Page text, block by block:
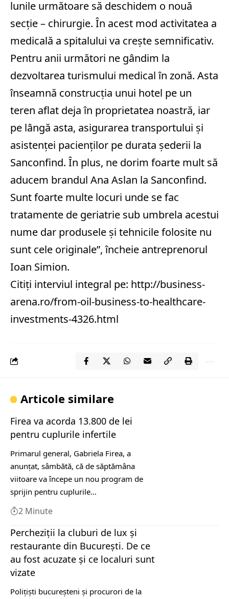
lunile următoare să deschidem o nouă
secție – chirurgie. În acest mod activitatea a
medicală a spitalului va crește semnificativ.
Pentru anii următori ne gândim la
dezvoltarea turismului medical în zonă. Asta
înseamnă construcția unui hotel pe un
teren aflat deja în proprietatea noastră, iar
pe lângă asta, asigurarea transportului și
asistenței pacienților pe durata șederii la
Sanconfind. În plus, ne dorim foarte mult să
aducem brandul Ana Aslan la Sanconfind.
Sunt foarte multe locuri unde se fac
tratamente de geriatrie sub umbrela acestui
nume dar produsele şi tehnicile folosite nu
sunt cele originale”, încheie antreprenorul
Ioan Simion.
Citiţi interviul integral pe: http://business-
arena.ro/from-oil-business-to-healthcare-
investments-4326.html
Articole similare
Firea va acorda 13.800 de lei
pentru cuplurile infertile
Primarul general, Gabriela Firea, a
anunțat, sâmbătă, că de săptămâna
viitoare va începe un nou program de
sprijin pentru cuplurile…
2 Minute
Percheziții la cluburi de lux și
restaurante din București. De ce
au fost acuzate și ce localuri sunt
vizate
Polițiști bucureșteni și procurori de la